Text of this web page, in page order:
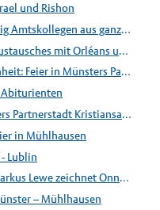
und Rishon
OB Lewe trifft in Leipzig Amtskollegen aus ganz Europa
Zukunft des Schüleraustausches mit Orléans ungewiss
Tag der Deutschen Einheit: Feier in Münsters Partnerstadt Mühlhausen
Abiturienten
Norweger aus Münsters Partnerstadt Kristiansand rudert für guten Zweck zum Mittelmeer
in Mühlhausen
Lublin
Oberbürgermeister Markus Lewe zeichnet Onno van Veldhuizen mit dem Silbernen Rathaus aus
– Mühlhausen